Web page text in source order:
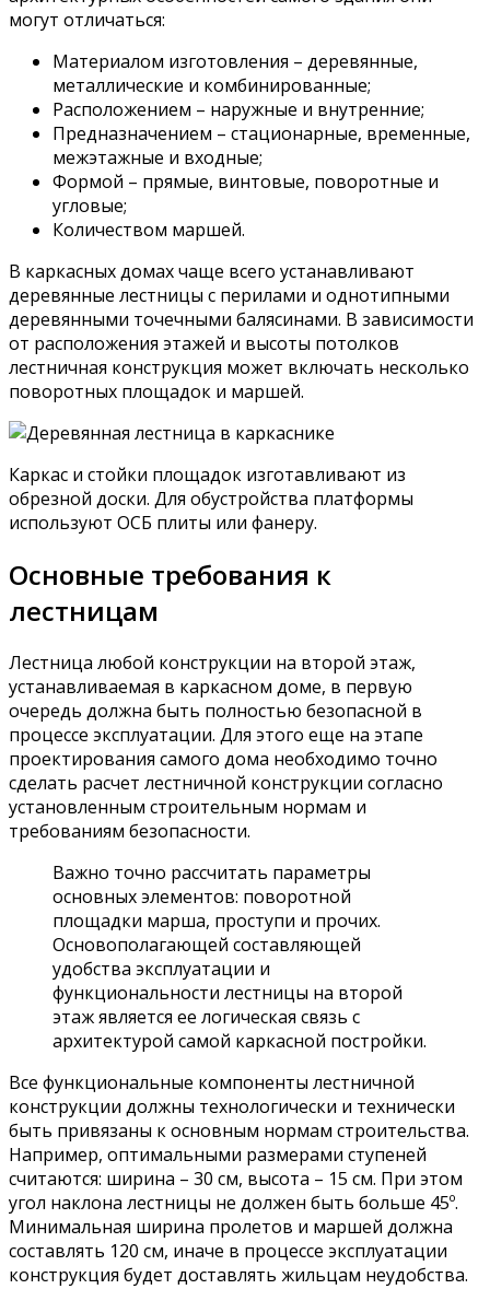
могут отличаться:
Материалом изготовления – деревянные,
металлические и комбинированные;
Расположением – наружные и внутренние;
Предназначением – стационарные, временные,
межэтажные и входные;
Формой – прямые, винтовые, поворотные и
угловые;
Количеством маршей.
В каркасных домах чаще всего устанавливают
деревянные лестницы с перилами и однотипными
деревянными точечными балясинами. В зависимости
от расположения этажей и высоты потолков
лестничная конструкция может включать несколько
поворотных площадок и маршей.
Каркас и стойки площадок изготавливают из
обрезной доски. Для обустройства платформы
используют ОСБ плиты или фанеру.
Основные требования к
лестницам
Лестница любой конструкции на второй этаж,
устанавливаемая в каркасном доме, в первую
очередь должна быть полностью безопасной в
процессе эксплуатации. Для этого еще на этапе
проектирования самого дома необходимо точно
сделать расчет лестничной конструкции согласно
установленным строительным нормам и
требованиям безопасности.
Важно точно рассчитать параметры
основных элементов: поворотной
площадки марша, проступи и прочих.
Основополагающей составляющей
удобства эксплуатации и
функциональности лестницы на второй
этаж является ее логическая связь с
архитектурой самой каркасной постройки.
Все функциональные компоненты лестничной
конструкции должны технологически и технически
быть привязаны к основным нормам строительства.
Например, оптимальными размерами ступеней
считаются: ширина – 30 см, высота – 15 см. При этом
угол наклона лестницы не должен быть больше 45º.
Минимальная ширина пролетов и маршей должна
составлять 120 см, иначе в процессе эксплуатации
конструкция будет доставлять жильцам неудобства.